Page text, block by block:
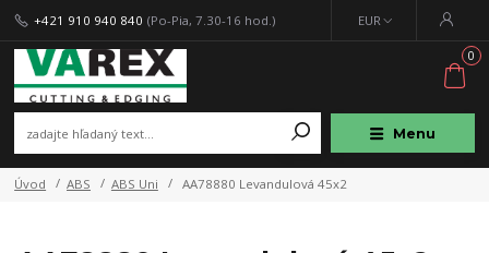
Menu
EUR
+421 910 940 840 (Po-Pia, 7.30-16 hod.)
0
Úvod ABS ABS Uni AA78880 Levandulová 45x2